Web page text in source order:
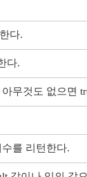
다.
다.
무것도 없으면
를 리턴한다.